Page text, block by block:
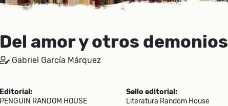
Del amor y otros demonios
Gabriel García Márquez
Editorial:
PENGUIN RANDOM HOUSE
Sello editorial:
Literatura Random House